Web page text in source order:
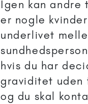
Igen kan
er nogle
underlivet
hvis du har
graviditet uden
og du skal